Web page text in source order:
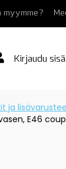
myymme?
Kirjaudu
ja
E46